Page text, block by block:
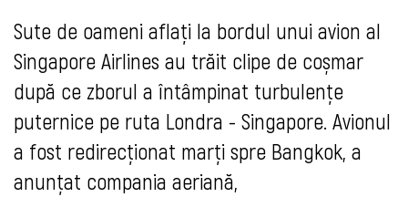
Sute de oameni aflați la bordul unui avion al
Singapore Airlines au trăit clipe de coșmar
după ce zborul a întâmpinat turbulențe
puternice pe ruta Londra - Singapore. Avionul
a fost redirecționat marți spre Bangkok, a
anunțat compania aeriană,